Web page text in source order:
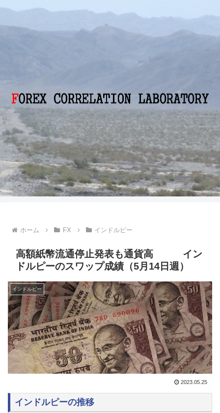
ホーム FX インドルピー
高額紙幣流通停止発表も通貨高 イン
ドルピーのスワップ成績（5月14日週）
インドルピー
2023.05.25
インドルピーの推移